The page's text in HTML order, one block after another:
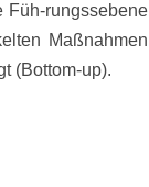
Füh-rungssebene
Maßnahmen
(Bottom-up).